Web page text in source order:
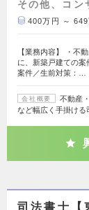
その他、コン
400万円 ～ 649
【業務内容】 ・不
に、新築戸建ての
案件／生前対策：…
会社概要
不動産
など幅広く手掛ける
司法書士【